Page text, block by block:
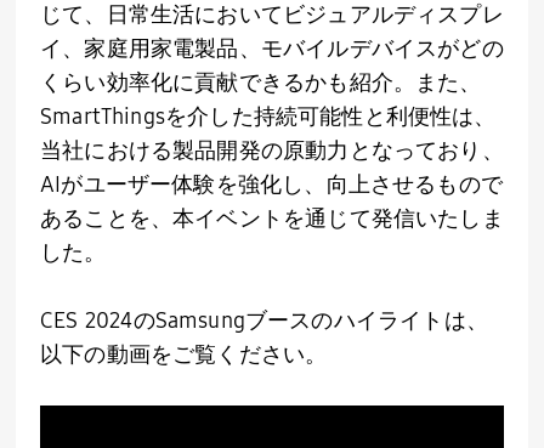
じて、日常生活においてビジュアルディスプレ
イ、家庭用家電製品、モバイルデバイスがどの
くらい効率化に貢献できるかも紹介。また、
SmartThingsを介した持続可能性と利便性は、
当社における製品開発の原動力となっており、
AIがユーザー体験を強化し、向上させるもので
あることを、本イベントを通じて発信いたしま
した。
CES 2024のSamsungブースのハイライトは、
以下の動画をご覧ください。